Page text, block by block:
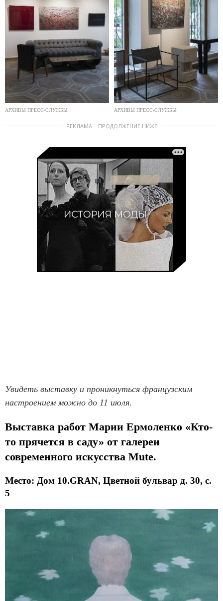
АРХИВЫ ПРЕСС-СЛУЖБЫ АРХИВЫ ПРЕСС-СЛУЖБЫ
РЕКЛАМА – ПРОДОЛЖЕНИЕ НИЖЕ
Увидеть выставку и проникнуться французским
настроением можно до 11 июля.
Выставка работ Марии Ермоленко «Кто-
то прячется в саду» от галереи
современного искусства Mute.
Место: Дом 10.GRAN, Цветной бульвар д. 30, с.
5